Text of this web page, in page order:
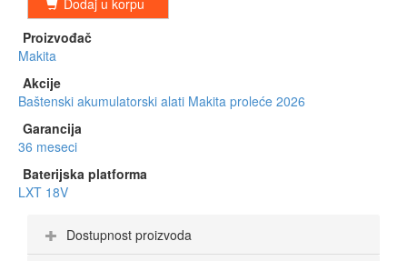
Dodaj u korpu
Proizvođač
Makita
Akcije
Baštenski akumulatorski alati Makita proleće 2026
Garancija
36 meseci
Baterijska platforma
LXT 18V
Dostupnost proizvoda